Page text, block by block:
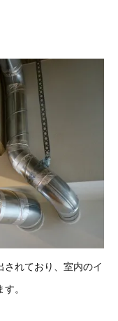
されており、室内のイ
。